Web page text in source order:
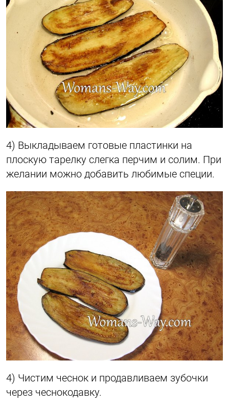
4) Выкладываем готовые пластинки на
плоскую тарелку слегка перчим и солим. При
желании можно добавить любимые специи.
4) Чистим чеснок и продавливаем зубочки
через чеснокодавку.